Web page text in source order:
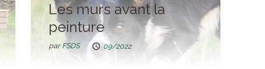
Les murs avant la
peinture
parFSDS 09/2022